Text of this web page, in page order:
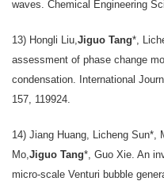
waves. Chemical Engineering
13) Hongli Liu, Jiguo Tang*,
assessment of phase change
condensation. International
157, 119924.
14) Jiang Huang, Licheng Sun*,
Mo, Jiguo Tang*, Guo Xie. An
micro-scale Venturi bubble